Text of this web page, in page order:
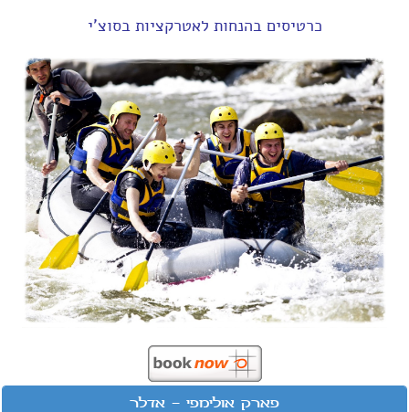
כרטיסים בהנחות לאטרקציות בסוצ'י
פארק אולימפי - אדלר